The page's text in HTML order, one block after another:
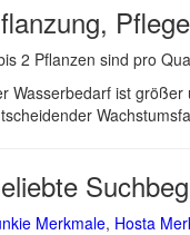
2 Pflanzen sind pro
Wasserbedarf ist
Merkmale, Hosta